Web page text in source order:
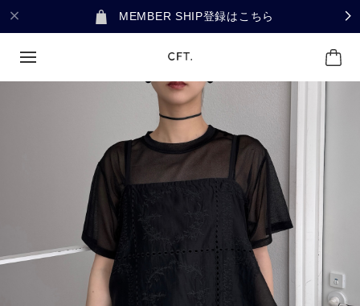
MEMBER SHIP登録はこちら